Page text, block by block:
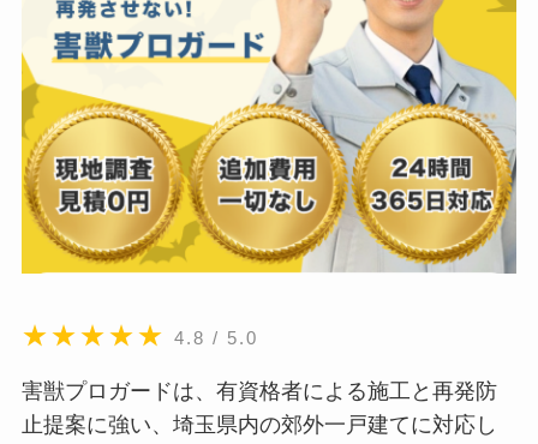
★★★★★ 4.8 / 5.0
害獣プロガードは、有資格者による施工と再発防
止提案に強い、埼玉県内の郊外一戸建てに対応し